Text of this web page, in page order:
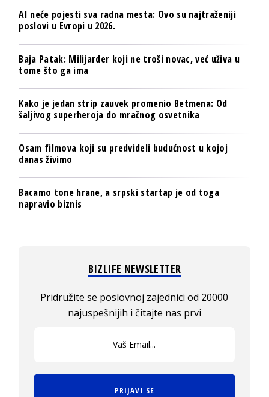
AI neće pojesti sva radna mesta: Ovo su najtraženiji
poslovi u Evropi u 2026.
Baja Patak: Milijarder koji ne troši novac, već uživa u
tome što ga ima
Kako je jedan strip zauvek promenio Betmena: Od
šaljivog superheroja do mračnog osvetnika
Osam filmova koji su predvideli budućnost u kojoj
danas živimo
Bacamo tone hrane, a srpski startap je od toga
napravio biznis
BIZLIFE NEWSLETTER
Pridružite se poslovnoj zajednici od 20000
najuspešnijih i čitajte nas prvi
PRIJAVI SE